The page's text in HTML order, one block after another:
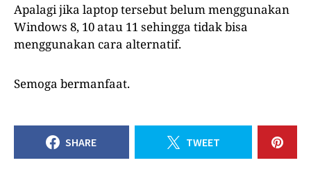
Apalagi jika laptop tersebut belum menggunakan
Windows 8, 10 atau 11 sehingga tidak bisa
menggunakan cara alternatif.
Semoga bermanfaat.
SHARE TWEET